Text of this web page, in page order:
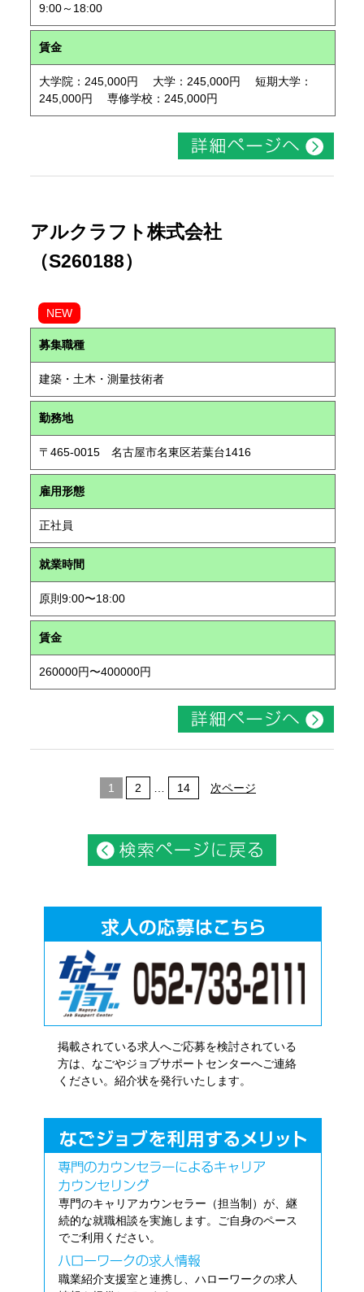
9:00～18:00
賃金
大学院：245,000円 大学：245,000円 短期大学：
245,000円 専修学校：245,000円
アルクラフト株式会社
（S260188）
NEW
募集職種
建築・土木・測量技術者
勤務地
〒465-0015 名古屋市名東区若葉台1416
雇用形態
正社員
就業時間
原則9:00〜18:00
賃金
260000円〜400000円
1 2 14 次ページ
掲載されている求人へご応募を検討されている
方は、なごやジョブサポートセンターへご連絡
ください。紹介状を発行いたします。
専門のキャリアカウンセラー（担当制）が、継
続的な就職相談を実施します。ご自身のペース
でご利用ください。
職業紹介支援室と連携し、ハローワークの求人